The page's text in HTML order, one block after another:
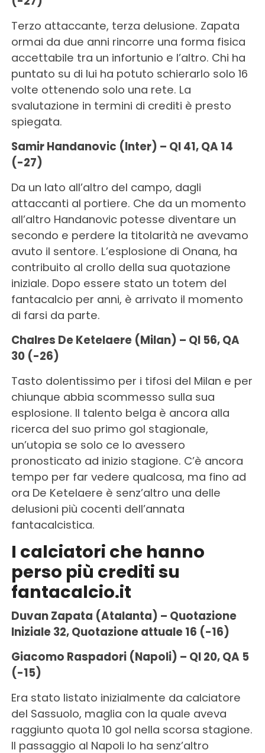
Terzo attaccante, terza delusione. Zapata
ormai da due anni rincorre una forma fisica
accettabile tra un infortunio e l’altro. Chi ha
puntato su di lui ha potuto schierarlo solo 16
volte ottenendo solo una rete. La
svalutazione in termini di crediti è presto
spiegata.
Samir Handanovic (Inter) – QI 41, QA 14
(-27)
Da un lato all’altro del campo, dagli
attaccanti al portiere. Che da un momento
all’altro Handanovic potesse diventare un
secondo e perdere la titolarità ne avevamo
avuto il sentore. L’esplosione di Onana, ha
contribuito al crollo della sua quotazione
iniziale. Dopo essere stato un totem del
fantacalcio per anni, è arrivato il momento
di farsi da parte.
Chalres De Ketelaere (Milan) – QI 56, QA
30 (-26)
Tasto dolentissimo per i tifosi del Milan e per
chiunque abbia scommesso sulla sua
esplosione. Il talento belga è ancora alla
ricerca del suo primo gol stagionale,
un’utopia se solo ce lo avessero
pronosticato ad inizio stagione. C’è ancora
tempo per far vedere qualcosa, ma fino ad
ora De Ketelaere è senz’altro una delle
delusioni più cocenti dell’annata
fantacalcistica.
I calciatori che hanno
perso più crediti su
fantacalcio.it
Duvan Zapata (Atalanta) – Quotazione
Iniziale 32, Quotazione attuale 16 (-16)
Giacomo Raspadori (Napoli) – QI 20, QA 5
(-15)
Era stato listato inizialmente da calciatore
del Sassuolo, maglia con la quale aveva
raggiunto quota 10 gol nella scorsa stagione.
Il passaggio al Napoli lo ha senz’altro